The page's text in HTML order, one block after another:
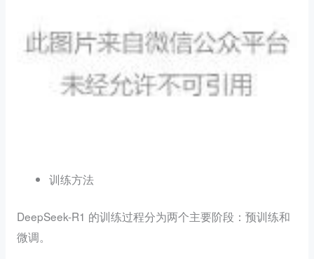
训练方法
DeepSeek-R1 的训练过程分为两个主要阶段： 预训练和
微调。